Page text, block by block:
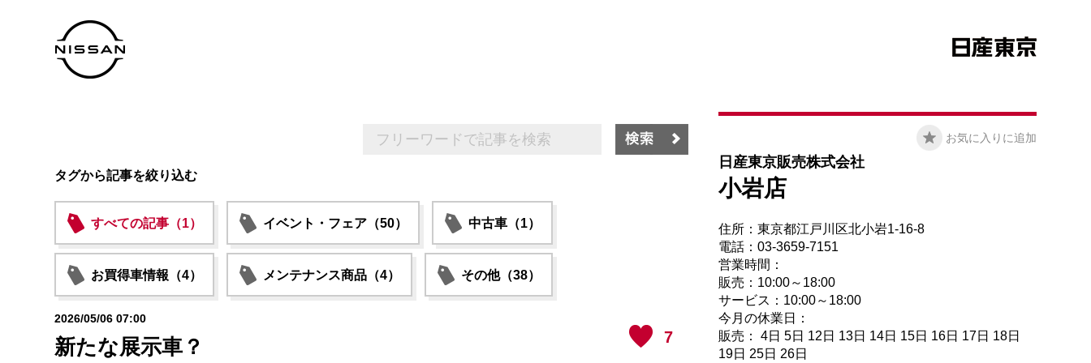
タグから記事を絞り込む
すべての記事（1） イベント・フェア（50） 中古車（1）
お買得車情報（4） メンテナンス商品（4） その他（38）
7
2026/05/06 07:00
新たな展示車？
お気に入りに追加
日産東京販売株式会社
小岩店
住所：東京都江戸川区北小岩1-16-8
電話：03-3659-7151
営業時間：
販売：10:00～18:00
サービス：10:00～18:00
今月の休業日：
販売： 4日 5日 12日 13日 14日 15日 16日 17日 18日
19日 25日 26日